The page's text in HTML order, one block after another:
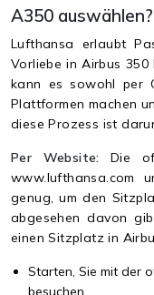
A350 auswählen?
Lufthansa erlaubt
Vorliebe in Airbus
kann es sowohl per
Plattformen machen
diese Prozess ist
Per Website:Die
www.lufthansa.com
genug, um den
abgesehen davon
einen Sitzplatz in
Starten, Sie mit der
besuchen.